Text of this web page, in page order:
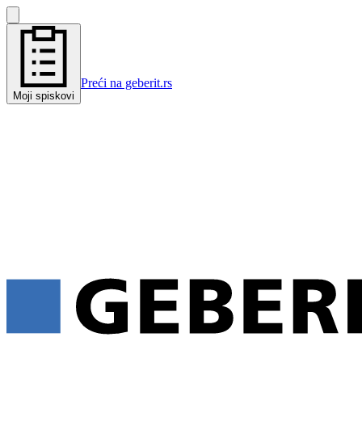
Moji spiskovi
Preći na geberit.rs